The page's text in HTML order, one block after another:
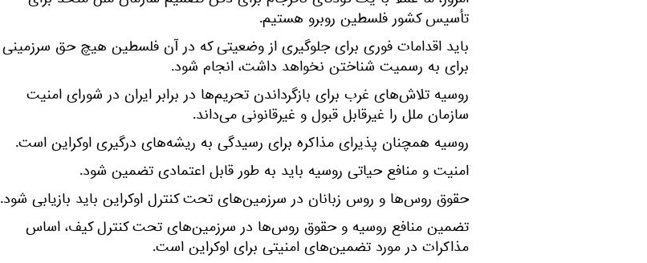
تأسیس کشور فلسطین روبرو هستیم.
باید اقدامات فوری برای جلوگیری از وضعیتی که در آن فلسطین هیچ حق سرزمینی
برای به رسمیت شناختن نخواهد داشت، انجام شود.
روسیه تلاش‌های غرب برای بازگرداندن تحریم‌ها در برابر ایران در شورای امنیت
سازمان ملل را غیرقابل قبول و غیرقانونی می‌داند.
روسیه همچنان پذیرای مذاکره برای رسیدگی به ریشه‌های درگیری اوکراین است.
امنیت و منافع حیاتی روسیه باید به طور قابل اعتمادی تضمین شود.
حقوق روس‌ها و روس زبانان در سرزمین‌های تحت کنترل اوکراین باید بازیابی شود.
تضمین منافع روسیه و حقوق روس‌ها در سرزمین‌های تحت کنترل کیف، اساس
مذاکرات در مورد تضمین‌های امنیتی برای اوکراین است.